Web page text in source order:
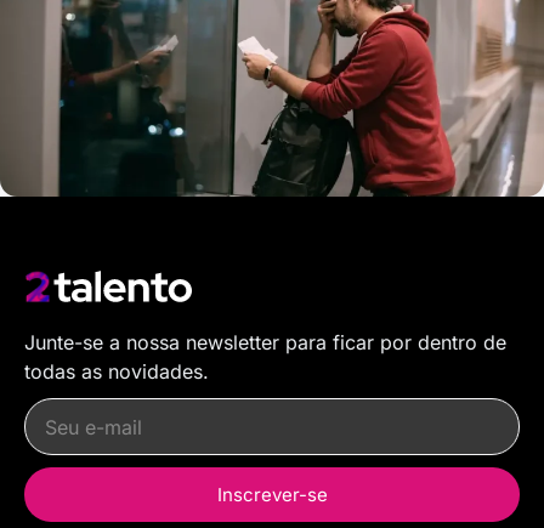
Junte-se a nossa newsletter para ficar por dentro de
todas as novidades.
Inscrever-se